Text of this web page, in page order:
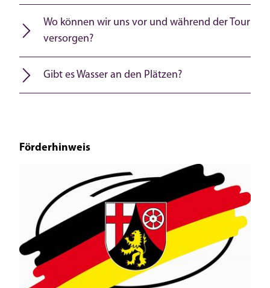
Wo können wir uns vor und während der Tour
versorgen?
Gibt es Wasser an den Plätzen?
Förderhinweis